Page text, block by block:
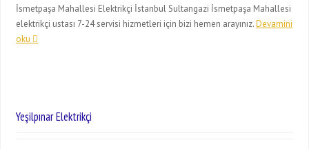
İsmetpaşa Mahallesi Elektrikçi İstanbul Sultangazi İsmetpaşa Mahallesi
elektrikçi ustası 7-24 servisi hizmetleri için bizi hemen arayınız.Devamini
oku
Yeşilpınar Elektrikçi